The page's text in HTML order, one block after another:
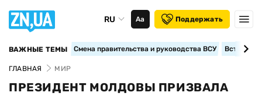
RU Аа Поддержать
ВАЖНЫЕ ТЕМЫ Смена правительства и руководства ВСУ
ГЛАВНАЯ МИР
ПРЕЗИДЕНТ МОЛДОВЫ ПРИЗВАЛА